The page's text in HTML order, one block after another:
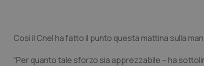
Così il Cnel ha fatto il punto questa mattina sulla
“Per quanto tale sforzo sia apprezzabile – ha